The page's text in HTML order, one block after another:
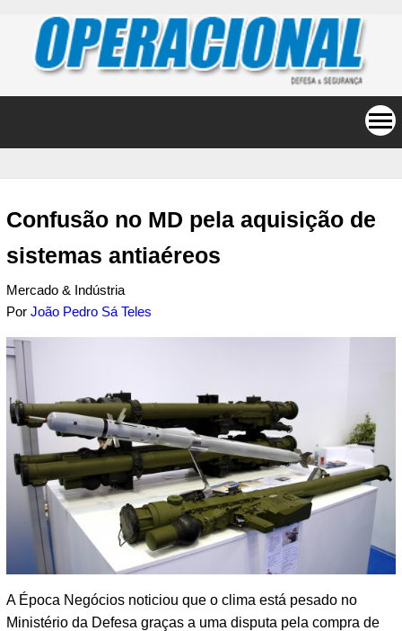
Confusão no MD pela aquisição de
sistemas antiaéreos
Mercado & Indústria
Por João Pedro Sá Teles
A Época Negócios noticiou que o clima está pesado no
Ministério da Defesa graças a uma disputa pela compra de